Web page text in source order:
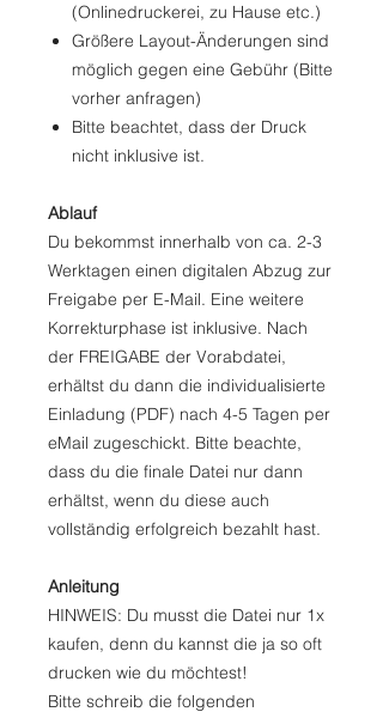
(Onlinedruckerei, zu Hause etc.)
Größere Layout-Änderungen sind
möglich gegen eine Gebühr (Bitte
vorher anfragen)
Bitte beachtet, dass der Druck
nicht inklusive ist.
Ablauf
Du bekommst innerhalb von ca. 2-3
Werktagen einen digitalen Abzug zur
Freigabe per E-Mail. Eine weitere
Korrekturphase ist inklusive. Nach
der FREIGABE der Vorabdatei,
erhältst du dann die individualisierte
Einladung (PDF) nach 4-5 Tagen per
eMail zugeschickt. Bitte beachte,
dass du die finale Datei nur dann
erhältst, wenn du diese auch
vollständig erfolgreich bezahlt hast.
Anleitung
HINWEIS: Du musst die Datei nur 1x
kaufen, denn du kannst die ja so oft
drucken wie du möchtest!
Bitte schreib die folgenden